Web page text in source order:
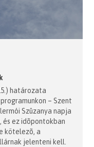
határozata
– Szent
Szûzanya napja
és ez idõpontokban
kötelezõ, a
jelenteni kell.